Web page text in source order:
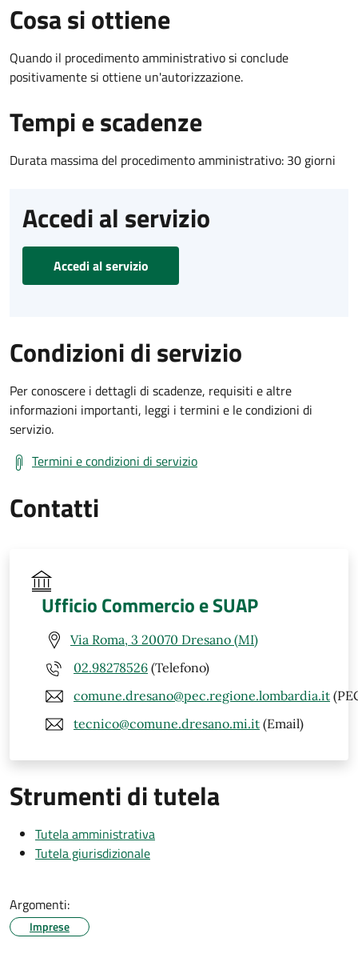
Cosa si ottiene
Quando il procedimento amministrativo si conclude
positivamente si ottiene un'autorizzazione.
Tempi e scadenze
Durata massima del procedimento amministrativo: 30 giorni
Accedi al servizio
Accedi al servizio
Condizioni di servizio
Per conoscere i dettagli di scadenze, requisiti e altre
informazioni importanti, leggi i termini e le condizioni di
servizio.
Termini e condizioni di servizio
Contatti
Ufficio Commercio e SUAP
Via Roma, 3 20070 Dresano (MI)
02.98278526 (Telefono)
comune.dresano@pec.regione.lombardia.it
tecnico@comune.dresano.mi.it (Email)
Strumenti di tutela
Tutela amministrativa
Tutela giurisdizionale
Argomenti:
Imprese